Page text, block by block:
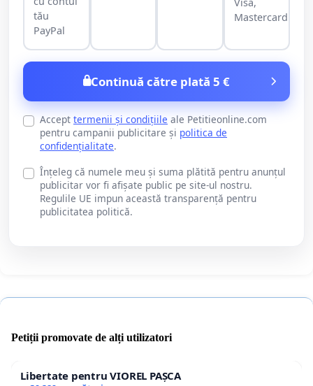
tău
PayPal
Mastercard
Continuă către plată 5 €
Accept termenii și condițiile ale Petitieonline.com
pentru campanii publicitare și politica de
confidențialitate.
Înțeleg că numele meu și suma plătită pentru anunțul
publicitar vor fi afișate public pe site-ul nostru.
Regulile UE impun această transparență pentru
publicitatea politică.
Petiții promovate de alți utilizatori
Libertate pentru VIOREL PAȘCA